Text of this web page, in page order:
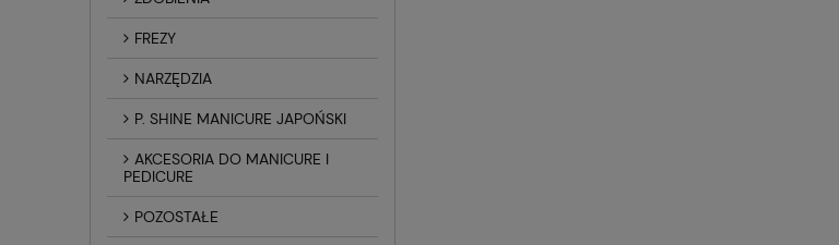
FREZY
NARZĘDZIA
P. SHINE MANICURE JAPOŃSKI
AKCESORIA DO MANICURE I
PEDICURE
POZOSTAŁE